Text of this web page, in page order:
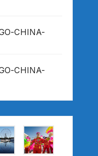
CHINA-
CHINA-